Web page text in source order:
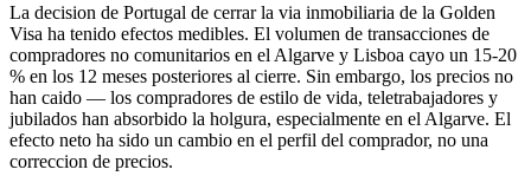
La decision de Portugal de cerrar la via inmobiliaria de la Golden
Visa ha tenido efectos medibles. El volumen de transacciones de
compradores no comunitarios en el Algarve y Lisboa cayo un 15-20
% en los 12 meses posteriores al cierre. Sin embargo, los precios no
han caido — los compradores de estilo de vida, teletrabajadores y
jubilados han absorbido la holgura, especialmente en el Algarve. El
efecto neto ha sido un cambio en el perfil del comprador, no una
correccion de precios.